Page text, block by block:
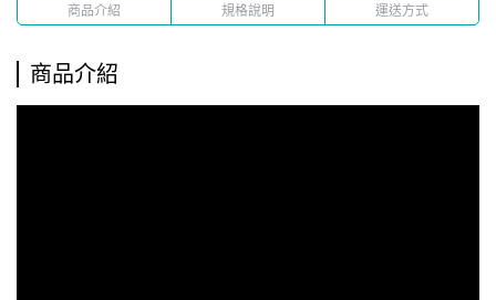
商品介紹 規格說明 運送方式
商品介紹